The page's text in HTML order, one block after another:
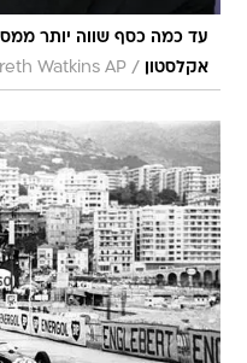
עד כמה כסף שווה יותר
אקלסטון
/
Watkins AP